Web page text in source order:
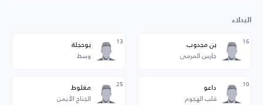
البدلاء
16 بن مجدوب
حارس المرمى
13 بوحجلة
وسط
10 داعو
قلب الهجوم
25 مغلوط
الجناح الأيمن